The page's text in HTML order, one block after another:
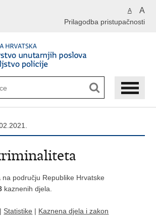
A A
Prilagodba pristupačnosti
na području Republike Hrvatske
kaznenih djela.
| Statistike | Kaznena djela i zakon